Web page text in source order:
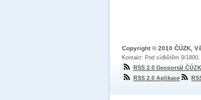
Copyright © 2010 ČÚZK,
Kontakt: Pod sídlištěm 9/1800,
RSS 2.0 Geoportál ČÚZK
RSS 2.0 Aplikace